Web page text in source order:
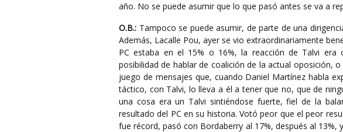
año. No se puede asumir que lo que pasó antes se va a
O.B.: Tampoco se puede asumir, de parte de una
Además, Lacalle Pou, ayer se vio extraordinariamente
PC estaba en el 15% o 16%, la reacción de Talvi
posibilidad de hablar de coalición de la actual oposición,
juego de mensajes que, cuando Daniel Martínez habla
táctico, con Talvi, lo lleva a él a tener que no, que de
una cosa era un Talvi sintiéndose fuerte, fiel de la
resultado del PC en su historia. Votó peor que el peor
fue récord, pasó con Bordaberry al 17%, después al